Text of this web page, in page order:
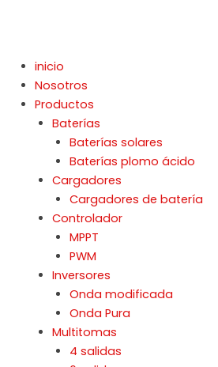
inicio
Nosotros
Productos
Baterías
Baterías solares
Baterías plomo ácido
Cargadores
Cargadores de batería
Controlador
MPPT
PWM
Inversores
Onda modificada
Onda Pura
Multitomas
4 salidas